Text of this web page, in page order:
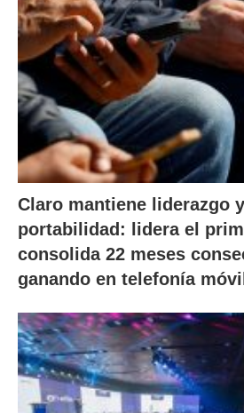
Claro mantiene liderazgo
portabilidad: lidera el
consolida 22 meses
ganando en telefonía móvil